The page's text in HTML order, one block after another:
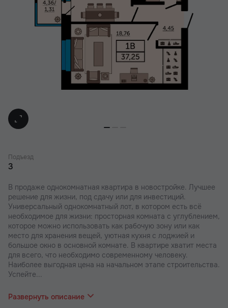
Подъезд
3
В продаже однокомнатная квартира в новостройке. Лучшее
решение для жизни, под сдачу или для инвестиций.
Универсальный однокомнатный лот, в котором есть всё
необходимое для жизни: просторная комната с углублением,
которое можно использовать как рабочую зону или как
место для хранения вещей, уютная кухня с лоджией и
большое окно в основной комнате. В квартире хватит места
для всего, что необходимо современному человеку.
Наиболее выгодная цена на начальном этапе строительства.
Успейте...
Удобный и быстрый способ приобретения жилья: ипотека,
беспроцентная рассрочка или стопроцентная оплата.
Развернуть описание